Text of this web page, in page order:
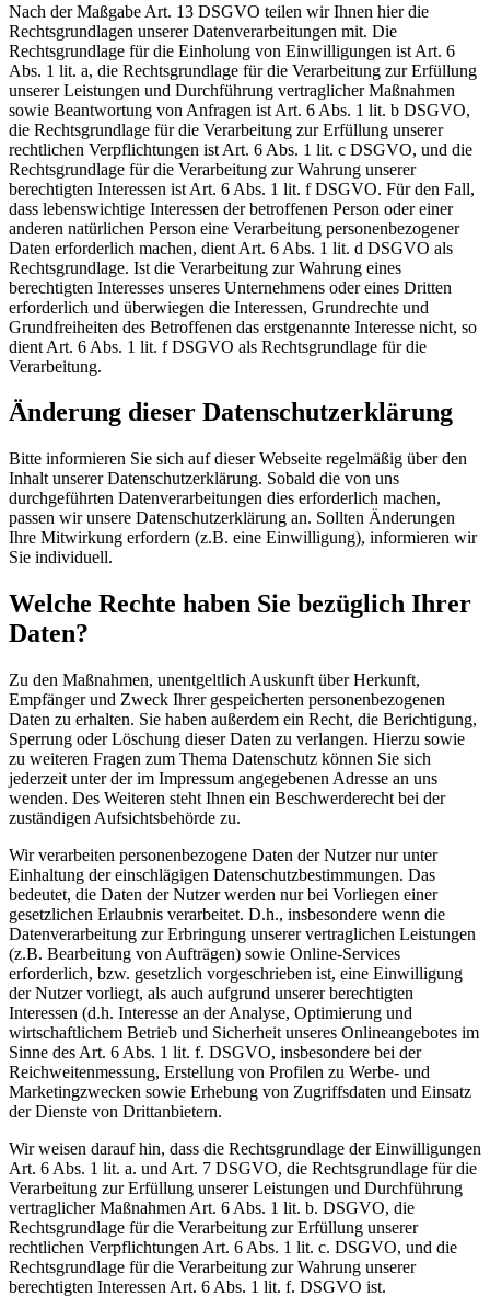
Nach der Maßgabe Art. 13 DSGVO teilen wir Ihnen hier die
Rechtsgrundlagen unserer Datenverarbeitungen mit. Die
Rechtsgrundlage für die Einholung von Einwilligungen ist Art. 6
Abs. 1 lit. a, die Rechtsgrundlage für die Verarbeitung zur Erfüllung
unserer Leistungen und Durchführung vertraglicher Maßnahmen
sowie Beantwortung von Anfragen ist Art. 6 Abs. 1 lit. b DSGVO,
die Rechtsgrundlage für die Verarbeitung zur Erfüllung unserer
rechtlichen Verpflichtungen ist Art. 6 Abs. 1 lit. c DSGVO, und die
Rechtsgrundlage für die Verarbeitung zur Wahrung unserer
berechtigten Interessen ist Art. 6 Abs. 1 lit. f DSGVO. Für den Fall,
dass lebenswichtige Interessen der betroffenen Person oder einer
anderen natürlichen Person eine Verarbeitung personenbezogener
Daten erforderlich machen, dient Art. 6 Abs. 1 lit. d DSGVO als
Rechtsgrundlage. Ist die Verarbeitung zur Wahrung eines
berechtigten Interesses unseres Unternehmens oder eines Dritten
erforderlich und überwiegen die Interessen, Grundrechte und
Grundfreiheiten des Betroffenen das erstgenannte Interesse nicht, so
dient Art. 6 Abs. 1 lit. f DSGVO als Rechtsgrundlage für die
Verarbeitung.
Änderung dieser Datenschutzerklärung
Bitte informieren Sie sich auf dieser Webseite regelmäßig über den
Inhalt unserer Datenschutzerklärung. Sobald die von uns
durchgeführten Datenverarbeitungen dies erforderlich machen,
passen wir unsere Datenschutzerklärung an. Sollten Änderungen
Ihre Mitwirkung erfordern (z.B. eine Einwilligung), informieren wir
Sie individuell.
Welche Rechte haben Sie bezüglich Ihrer
Daten?
Zu den Maßnahmen, unentgeltlich Auskunft über Herkunft,
Empfänger und Zweck Ihrer gespeicherten personenbezogenen
Daten zu erhalten. Sie haben außerdem ein Recht, die Berichtigung,
Sperrung oder Löschung dieser Daten zu verlangen. Hierzu sowie
zu weiteren Fragen zum Thema Datenschutz können Sie sich
jederzeit unter der im Impressum angegebenen Adresse an uns
wenden. Des Weiteren steht Ihnen ein Beschwerderecht bei der
zuständigen Aufsichtsbehörde zu.
Wir verarbeiten personenbezogene Daten der Nutzer nur unter
Einhaltung der einschlägigen Datenschutzbestimmungen. Das
bedeutet, die Daten der Nutzer werden nur bei Vorliegen einer
gesetzlichen Erlaubnis verarbeitet. D.h., insbesondere wenn die
Datenverarbeitung zur Erbringung unserer vertraglichen Leistungen
(z.B. Bearbeitung von Aufträgen) sowie Online-Services
erforderlich, bzw. gesetzlich vorgeschrieben ist, eine Einwilligung
der Nutzer vorliegt, als auch aufgrund unserer berechtigten
Interessen (d.h. Interesse an der Analyse, Optimierung und
wirtschaftlichem Betrieb und Sicherheit unseres Onlineangebotes im
Sinne des Art. 6 Abs. 1 lit. f. DSGVO, insbesondere bei der
Reichweitenmessung, Erstellung von Profilen zu Werbe- und
Marketingzwecken sowie Erhebung von Zugriffsdaten und Einsatz
der Dienste von Drittanbietern.
Wir weisen darauf hin, dass die Rechtsgrundlage der Einwilligungen
Art. 6 Abs. 1 lit. a. und Art. 7 DSGVO, die Rechtsgrundlage für die
Verarbeitung zur Erfüllung unserer Leistungen und Durchführung
vertraglicher Maßnahmen Art. 6 Abs. 1 lit. b. DSGVO, die
Rechtsgrundlage für die Verarbeitung zur Erfüllung unserer
rechtlichen Verpflichtungen Art. 6 Abs. 1 lit. c. DSGVO, und die
Rechtsgrundlage für die Verarbeitung zur Wahrung unserer
berechtigten Interessen Art. 6 Abs. 1 lit. f. DSGVO ist.